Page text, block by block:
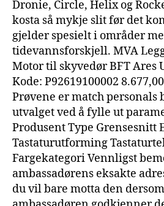
Dronie, Circle, Helix og
kosta så mykje slit før det
gjelder spesielt i områder
tidevannsforskjell. MVA
Motor til skyvedør BFT Ares
Kode: P92619100002
Prøvene er match personals
utvalget ved å fylle ut
Produsent Type Grensesnitt
Tastaturutforming
Fargekategori Vennligst
ambassadørens eksakte
du vil bare motta den